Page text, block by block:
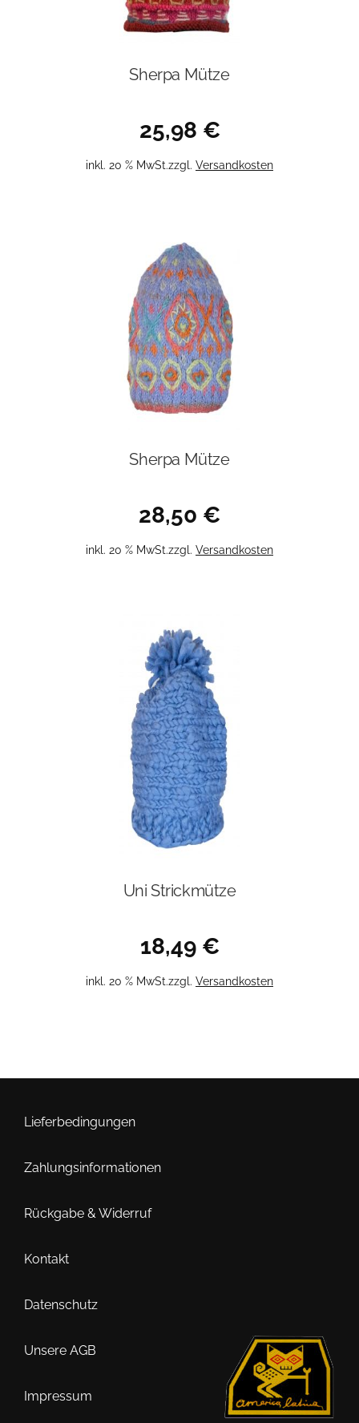
Sherpa Mütze
25,98 €
inkl. 20 % MwSt.zzgl. Versandkosten
Sherpa Mütze
28,50 €
inkl. 20 % MwSt.zzgl. Versandkosten
Uni Strickmütze
18,49 €
inkl. 20 % MwSt.zzgl. Versandkosten
Lieferbedingungen
Zahlungsinformationen
Rückgabe & Widerruf
Kontakt
Datenschutz
Unsere AGB
Impressum